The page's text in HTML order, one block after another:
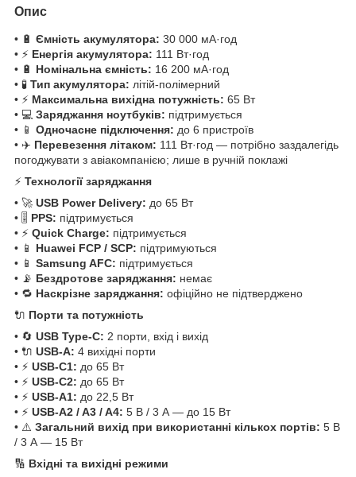
Опис
• 🔋 Ємність акумулятора: 30 000 мА·год
• ⚡ Енергія акумулятора: 111 Вт·год
• 🔋 Номінальна ємність: 16 200 мА·год
• 🧪 Тип акумулятора: літій-полімерний
• ⚡ Максимальна вихідна потужність: 65 Вт
• 💻 Заряджання ноутбуків: підтримується
• 📱 Одночасне підключення: до 6 пристроїв
• ✈️ Перевезення літаком: 111 Вт·год — потрібно заздалегідь
погоджувати з авіакомпанією; лише в ручній поклажі
⚡ Технології заряджання
• 🚀 USB Power Delivery: до 65 Вт
• 🎚️ PPS: підтримується
• ⚡ Quick Charge: підтримується
• 📱 Huawei FCP / SCP: підтримуються
• 📱 Samsung AFC: підтримується
• 📡 Бездротове заряджання: немає
• 🔁 Наскрізне заряджання: офіційно не підтверджено
🔌 Порти та потужність
• 🔄 USB Type-C: 2 порти, вхід і вихід
• 🔌 USB-A: 4 вихідні порти
• ⚡ USB-C1: до 65 Вт
• ⚡ USB-C2: до 65 Вт
• ⚡ USB-A1: до 22,5 Вт
• ⚡ USB-A2 / A3 / A4: 5 В / 3 А — до 15 Вт
• ⚠️ Загальний вихід при використанні кількох портів: 5 В
/ 3 А — 15 Вт
🔢 Вхідні та вихідні режими